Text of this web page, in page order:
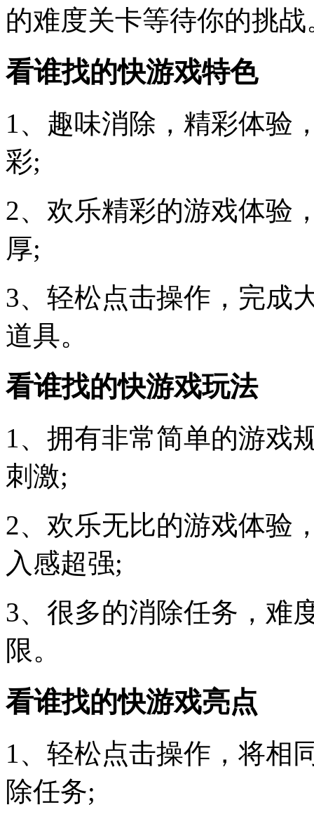
的难度关卡等待你的挑战
看谁找的快游戏特色
1、趣味消除，精彩体验
彩;
2、欢乐精彩的游戏体验
厚;
3、轻松点击操作，完成
道具。
看谁找的快游戏玩法
1、拥有非常简单的游戏
刺激;
2、欢乐无比的游戏体验
入感超强;
3、很多的消除任务，难
限。
看谁找的快游戏亮点
1、轻松点击操作，将相
除任务;